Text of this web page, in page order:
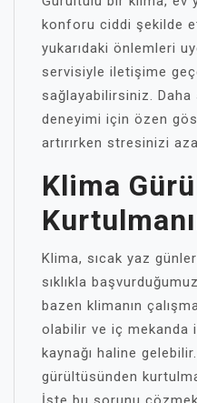
konforu ciddi şekilde
yukarıdaki önlemleri
servisiyle iletişime
sağlayabilirsiniz.
deneyimi için özen
artırırken stresinizi
Klima
Klima, sıcak yaz
sıklıkla
bazen klimanın
olabilir ve iç mekanda
kaynağı haline
gürültüsünden